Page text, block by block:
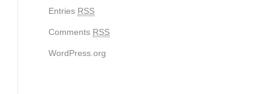
Entries RSS
Comments RSS
WordPress.org